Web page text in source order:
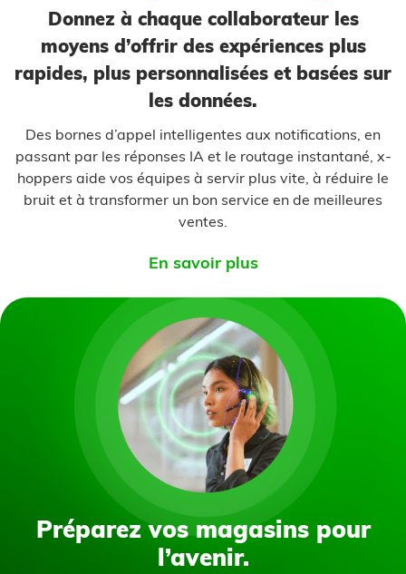
Donnez à chaque collaborateur les
moyens d’offrir des expériences plus
rapides, plus personnalisées et basées sur
les données.
Des bornes d’appel intelligentes aux notifications, en
passant par les réponses IA et le routage instantané, x-
hoppers aide vos équipes à servir plus vite, à réduire le
bruit et à transformer un bon service en de meilleures
ventes.
En savoir plus
Préparez vos magasins pour
l’avenir.